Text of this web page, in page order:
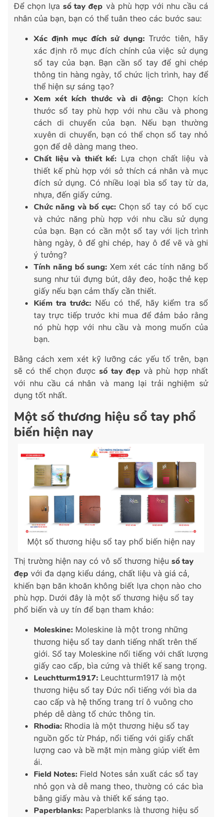
Để chọn lựasổ tay đẹp và phù hợp với nhu cầu cá
nhân của bạn, bạn có thể tuân theo các bước sau:
Xác định mục đích sử dụng:Trước tiên, hãy
xác định rõ mục đích chính của việc sử dụng
sổ tay của bạn. Bạn cần sổ tay để ghi chép
thông tin hàng ngày, tổ chức lịch trình, hay để
thể hiện sự sáng tạo?
Xem xét kích thước và di động: Chọn kích
thước sổ tay phù hợp với nhu cầu và phong
cách di chuyển của bạn. Nếu bạn thường
xuyên di chuyển, bạn có thể chọn sổ tay nhỏ
gọn để dễ dàng mang theo.
Chất liệu và thiết kế: Lựa chọn chất liệu và
thiết kế phù hợp với sở thích cá nhân và mục
đích sử dụng. Có nhiều loại bìa sổ tay từ da,
nhựa, đến giấy cứng.
Chức năng và bố cục:Chọn sổ tay có bố cục
và chức năng phù hợp với nhu cầu sử dụng
của bạn. Bạn có cần một sổ tay với lịch trình
hàng ngày, ô để ghi chép, hay ô để vẽ và ghi
ý tưởng?
Tính năng bổ sung:Xem xét các tính năng bổ
sung như túi đựng bút, dây đeo, hoặc thẻ kẹp
giấy nếu bạn cảm thấy cần thiết.
Kiểm tra trước: Nếu có thể, hãy kiểm tra sổ
tay trực tiếp trước khi mua để đảm bảo rằng
nó phù hợp với nhu cầu và mong muốn của
bạn.
Bằng cách xem xét kỹ lưỡng các yếu tố trên, bạn
sẽ có thể chọn đượcsổ tay đẹpvà phù hợp nhất
với nhu cầu cá nhân và mang lại trải nghiệm sử
dụng tốt nhất.
Một số thương hiệu sổ tay phổ
biến hiện nay
Một số thương hiệu sổ tay phổ biến hiện nay
Thị trường hiện nay có vô số thương hiệu sổ tay
đẹp với đa dạng kiểu dáng, chất liệu và giá cả,
khiến bạn băn khoăn không biết lựa chọn nào cho
phù hợp. Dưới đây là một số thương hiệu sổ tay
phổ biến và uy tín để bạn tham khảo:
Moleskine: Moleskine là một trong những
thương hiệu sổ tay danh tiếng nhất trên thế
giới. Sổ tay Moleskine nổi tiếng với chất lượng
giấy cao cấp, bìa cứng và thiết kế sang trọng.
Leuchtturm1917: Leuchtturm1917 là một
thương hiệu sổ tay Đức nổi tiếng với bìa da
cao cấp và hệ thống trang trí ô vuông cho
phép dễ dàng tổ chức thông tin.
Rhodia: Rhodia là một thương hiệu sổ tay
nguồn gốc từ Pháp, nổi tiếng với giấy chất
lượng cao và bề mặt mịn màng giúp viết êm
ái.
Field Notes: Field Notes sản xuất các sổ tay
nhỏ gọn và dễ mang theo, thường có các bìa
bằng giấy màu và thiết kế sáng tạo.
Paperblanks: Paperblanks là thương hiệu sổ